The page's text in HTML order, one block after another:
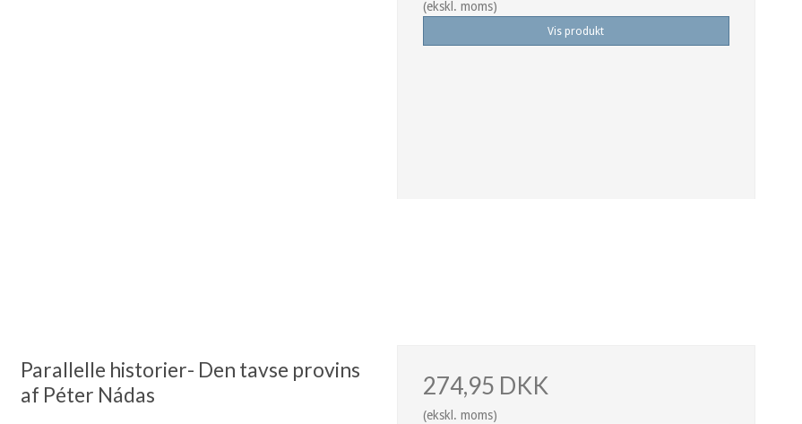
(ekskl. moms)
Vis produkt
Parallelle historier- Den tavse provins
af Péter Nádas
274,95 DKK
(ekskl. moms)